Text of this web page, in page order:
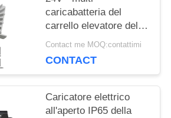
caricabatteria del
carrello elevatore della
fase di 29.2V 23A che
Contact me MOQ:contattimi
CONTACT
Caricatore elettrico
all'aperto IP65 della